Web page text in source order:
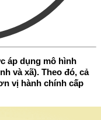
áp dụng mô hình
và xã). Theo đó, cả
vị hành chính cấp